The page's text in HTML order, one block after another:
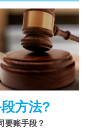
方法?
要账手段？